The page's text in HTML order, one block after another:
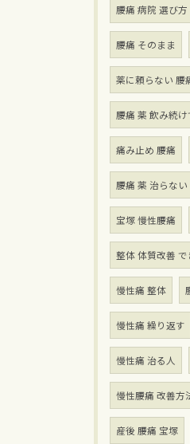
腰痛 病院 選び方
腰痛 そのまま
薬に頼らない 腰
腰痛 薬 飲み続け
痛み止め 腰痛
腰痛 薬 治らない
宝塚 慢性腰痛
整体 体質改善 で
慢性痛 整体
慢性痛 繰り返す
慢性痛 治る人
慢性腰痛 改善方
産後 腰痛 宝塚